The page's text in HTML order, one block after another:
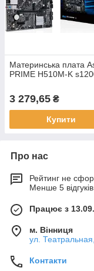
Материнська плата
PRIME H510M-K
3 279,65 ₴
Купити
Про нас
Рейтинг не
Менше 5
Працює з
м. Вінниця
ул.
Контакти